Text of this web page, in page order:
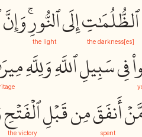
ٱلظُّلُمَٰتِ
the darkness[es]
إِلَىٱلنُّورِۚ
the light
وَإِنَّ
فِيسَبِيلِٱللَّهِوَلِلَّهِ
أَنفَقَ
spent
مِنقَبۡلِٱلۡفَتۡحِ
the victory